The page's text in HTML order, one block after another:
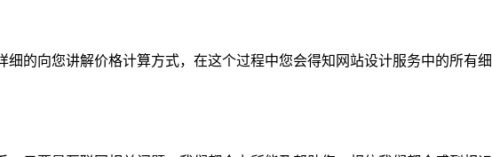
细的向您讲解价格计算方式，在这个过程中您会得知网站设计服务中的所有